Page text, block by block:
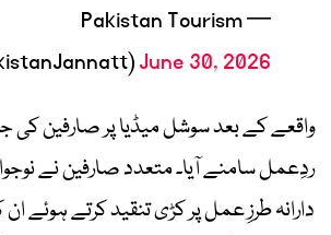
— Pakistan Tourism
June 30, 2026
واقعے کے بعد سوشل میڈیا پر صارفین
ردِعمل سامنے آیا۔ متعدد صارفین نے
دارانہ طرزِ عمل پر کڑی تنقید کرتے ہوئے